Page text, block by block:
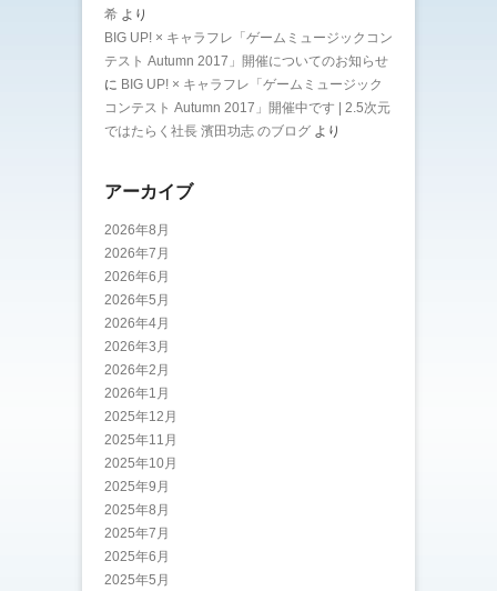
希 より
BIG UP! × キャラフレ「ゲームミュージックコン
テスト Autumn 2017」開催についてのお知らせ
に BIG UP! × キャラフレ「ゲームミュージック
コンテスト Autumn 2017」開催中です | 2.5次元
ではたらく社長 濱田功志 のブログ より
アーカイブ
2026年8月
2026年7月
2026年6月
2026年5月
2026年4月
2026年3月
2026年2月
2026年1月
2025年12月
2025年11月
2025年10月
2025年9月
2025年8月
2025年7月
2025年6月
2025年5月